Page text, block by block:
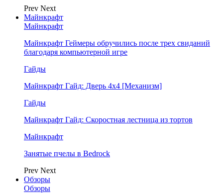
Prev Next
Майнкрафт
Майнкрафт
Майнкрафт Геймеры обручились после трех свиданий
благодаря компьютерной игре
Гайды
Майнкрафт Гайд: Дверь 4х4 [Механизм]
Гайды
Майнкрафт Гайд: Скоростная лестница из тортов
Майнкрафт
Занятые пчелы в Bedrock
Prev Next
Обзоры
Обзоры